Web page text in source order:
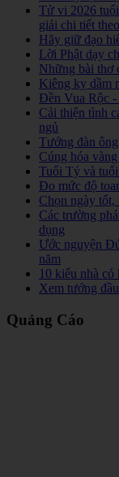
Tử vi 2026
giải chi tiết
Hãy giữ đạo
Lời Phật dạy
Những bài thơ
Kiêng kỵ dầm
Đền Vua Rộc
Cải thiện tình
ngủ
Tướng đàn
Cúng hóa
Tuổi Tý và
Đo mức độ
Chọn ngày tốt,
Các trường
dụng
Ước nguyện
năm
10 kiểu nhà có
Xem tướng
Quảng Cáo